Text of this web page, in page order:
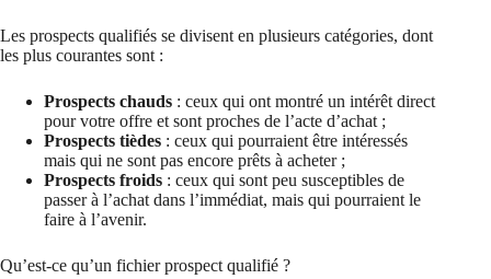
Les prospects qualifiés se divisent en plusieurs catégories, dont
les plus courantes sont :
Prospects chauds : ceux qui ont montré un intérêt direct
pour votre offre et sont proches de l’acte d’achat ;
Prospects tièdes : ceux qui pourraient être intéressés
mais qui ne sont pas encore prêts à acheter ;
Prospects froids : ceux qui sont peu susceptibles de
passer à l’achat dans l’immédiat, mais qui pourraient le
faire à l’avenir.
Qu’est-ce qu’un fichier prospect qualifié ?